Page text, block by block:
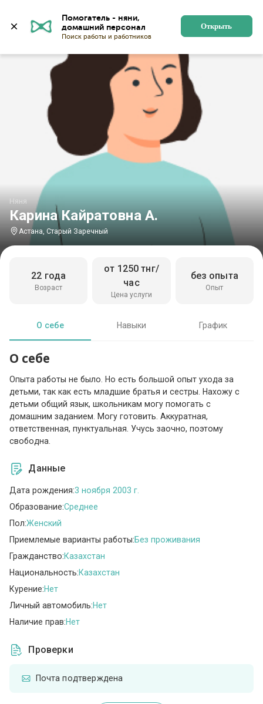
Помогатель - няни,
Поиск работы и работников
Открыть
Карина Кайратовна А.
Няня
Астана, Старый Заречный
Возраст
22 года
Цена услуги
от 1250 тнг/
час
Опыт
без опыта
О себе Навыки График
О себе
Опыта работы не было. Но есть большой опыт ухода за
детьми, так как есть младшие братья и сестры. Нахожу с
детьми общий язык, школьникам могу помогать с
домашним заданием. Могу готовить. Аккуратная,
ответственная, пунктуальная. Учусь заочно, поэтому
свободна.
Данные
Дата рождения:3 ноября 2003 г.
Образование:Среднее
Пол:Женский
Приемлемые варианты работы:Без проживания
Гражданство:Казахстан
Национальность:Казахстан
Курение:Нет
Личный автомобиль:Нет
Наличие прав:Нет
Проверки
Почта подтверждена